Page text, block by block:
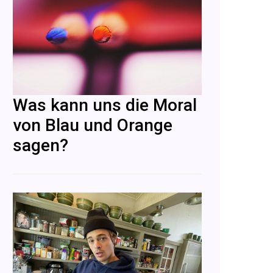
Was kann uns die Moral
von Blau und Orange
sagen?